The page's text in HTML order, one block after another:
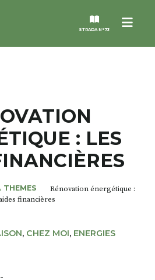
STRADA N°73
: LES
THEMES
Rénovation énergétique :
financières
, CHEZ MOI, ENERGIES